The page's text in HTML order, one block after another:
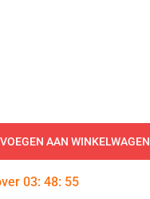
AAN WINKELWAGEN
03: 48: 54